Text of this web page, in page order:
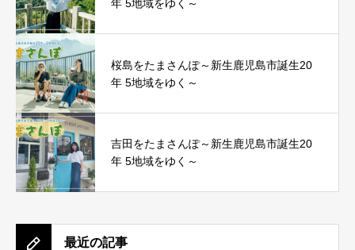
年 5地域をゆく～
桜島をたまさんぽ～新生鹿児島市誕生20
年 5地域をゆく～
吉田をたまさんぽ～新生鹿児島市誕生20
年 5地域をゆく～
最近の記事